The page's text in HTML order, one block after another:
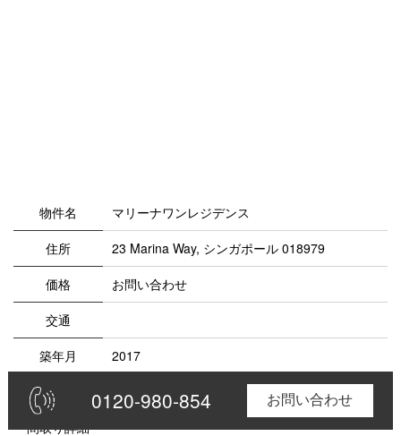
物件名
マリーナワンレジデンス
住所
23 Marina Way, シンガポール 018979
価格
お問い合わせ
交通
築年月
2017
間取り
1Bedroom~4Bedroom
間取り詳細
0120-980-854 お問合せ
0120-980-854 お問い合わせ